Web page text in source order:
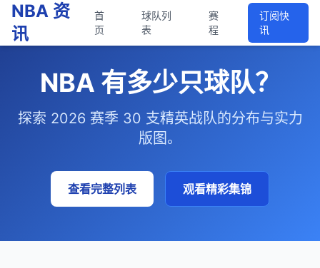
NBA 资
讯
首
页
球队列
表
赛
程
订阅快
讯
NBA 有多少只球队？
探索 2026 赛季 30 支精英战队的分布与实力
版图。
查看完整列表 观看精彩集锦